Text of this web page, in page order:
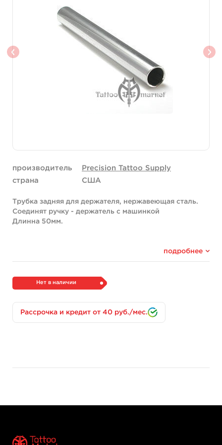
производитель
Precision Tattoo Supply
страна
США
Трубка задняя для держателя, нержавеющая сталь.
Соединят ручку - держатель с машинкой
Длинна 50мм.
подробнее
Нет в наличии
Рассрочка и кредит от 40 руб./мес.